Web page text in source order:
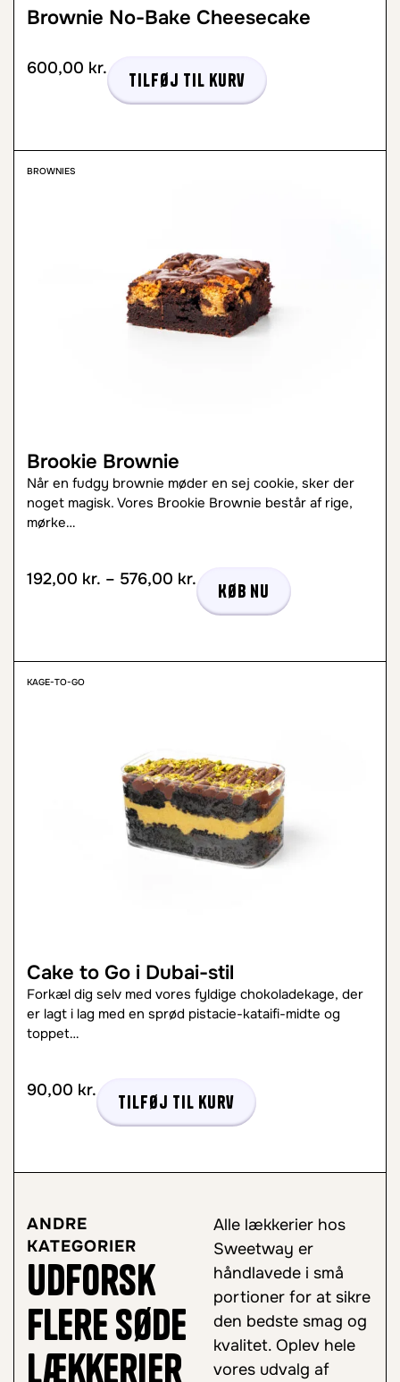
Brownie No-Bake Cheesecake
600,00 kr.
Tilføj til kurv
BROWNIES
Brookie Brownie
Når en fudgy brownie møder en sej cookie, sker der
noget magisk. Vores Brookie Brownie består af rige,
mørke…
192,00 kr. – 576,00 kr.
Køb nu
KAGE-TO-GO
Cake to Go i Dubai-stil
Forkæl dig selv med vores fyldige chokoladekage, der
er lagt i lag med en sprød pistacie-kataifi-midte og
toppet…
90,00 kr.
Tilføj til kurv
ANDRE
KATEGORIER
Udforsk
flere søde
lækkerier
Alle lækkerier hos
Sweetway er
håndlavede i små
portioner for at sikre
den bedste smag og
kvalitet. Oplev hele
vores udvalg af